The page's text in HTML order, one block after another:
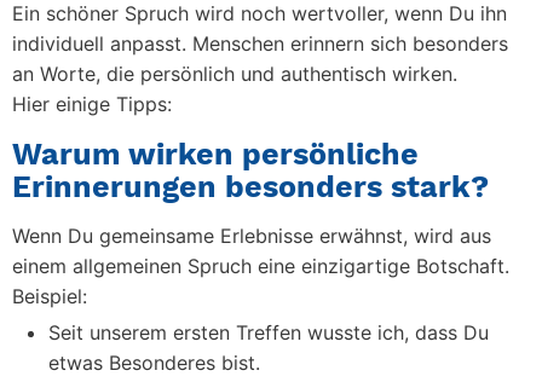
Ein schöner Spruch wird noch wertvoller, wenn Du ihn
individuell anpasst. Menschen erinnern sich besonders
an Worte, die persönlich und authentisch wirken.
Hier einige Tipps:
Warum wirken persönliche
Erinnerungen besonders stark?
Wenn Du gemeinsame Erlebnisse erwähnst, wird aus
einem allgemeinen Spruch eine einzigartige Botschaft.
Beispiel:
Seit unserem ersten Treffen wusste ich, dass Du
etwas Besonderes bist.